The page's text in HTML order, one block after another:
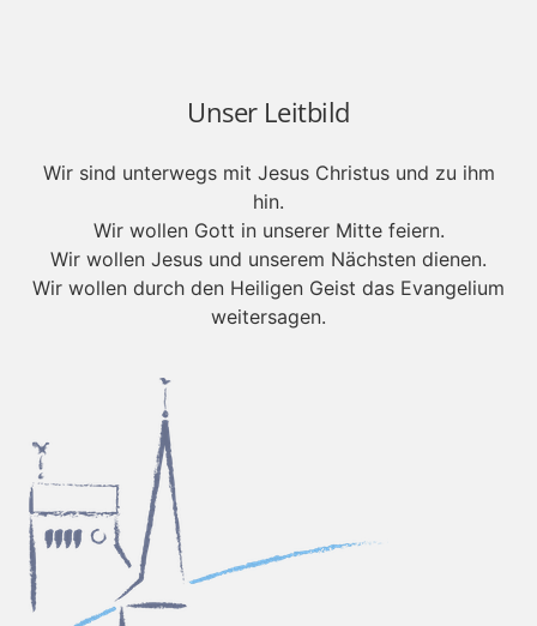
Unser Leitbild
Wir sind unterwegs mit Jesus Christus und zu ihm
hin.
Wir wollen Gott in unserer Mitte feiern.
Wir wollen Jesus und unserem Nächsten dienen.
Wir wollen durch den Heiligen Geist das Evangelium
weitersagen.